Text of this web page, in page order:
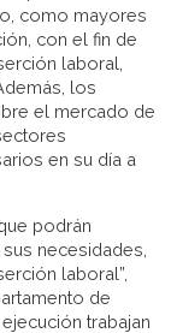
como mayores
con el fin de
laboral,
los
el mercado de
en su día a
podrán
necesidades,
laboral”,
de
trabajan